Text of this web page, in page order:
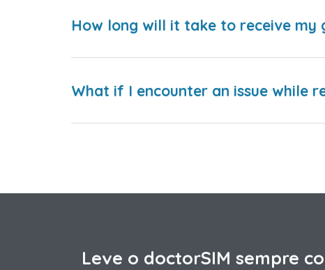
How long will it take to receive my
What if I encounter an issue while
Leve o doctorSIM sempre